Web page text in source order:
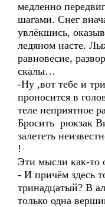
медленно
шагами. Снег
увлёкшись,
ледяном насте.
равновесие,
скалы…
-Ну ,вот тебе и
проносится в
теле неприятное
Бросить рюкзак
залететь
!
Эти мысли как-то
- И причём здесь
тринадцатый? В
только одна